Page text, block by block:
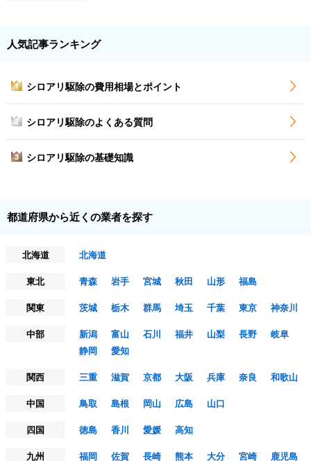
人気記事ランキング
1 シロアリ駆除の費用相場とポイント
2 シロアリ駆除のよくある質問
3 シロアリ駆除の基礎知識
都道府県から近くの業者を探す
北海道
北海道
東北
青森 岩手 宮城 秋田 山形
福島
関東
茨城 栃木 群馬 埼玉 千葉 東京
神奈川
中部
新潟 富山 石川 福井 山梨 長野
岐阜
静岡
愛知
関西
三重 滋賀 京都 大阪 兵庫 奈良
和歌山
中国
鳥取 島根 岡山 広島
山口
四国
徳島 香川 愛媛
高知
九州
福岡 佐賀 長崎 熊本 大分 宮崎
鹿児島